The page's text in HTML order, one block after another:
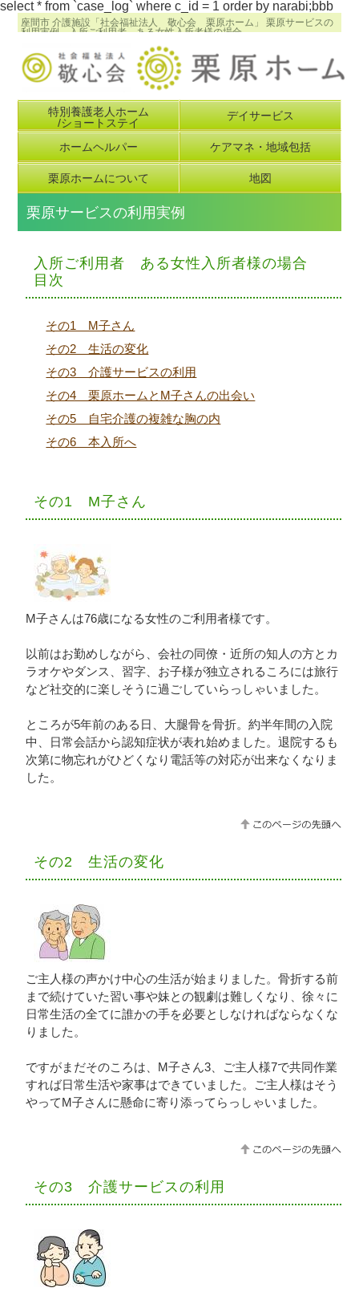
select * from `case_log` where c_id = 1 order by narabi;bbb
座間市 介護施設「社会福祉法人 敬心会 栗原ホーム」 栗原サービスの
利用実例 入所ご利用者 ある女性入所者様の場合
特別養護老人ホーム
/ショートステイ
デイサービス
ホームヘルパー ケアマネ・地域包括
栗原ホームについて 地図
栗原サービスの利用実例
入所ご利用者 ある女性入所者様の場合
目次
その1 М子さん
その2 生活の変化
その3 介護サービスの利用
その4 栗原ホームとM子さんの出会い
その5 自宅介護の複雑な胸の内
その6 本入所へ
その1 М子さん
М子さんは76歳になる女性のご利用者様です。
以前はお勤めしながら、会社の同僚・近所の知人の方とカ
ラオケやダンス、習字、お子様が独立されるころには旅行
など社交的に楽しそうに過ごしていらっしゃいました。
ところが5年前のある日、大腿骨を骨折。約半年間の入院
中、日常会話から認知症状が表れ始めました。退院するも
次第に物忘れがひどくなり電話等の対応が出来なくなりま
した。
その2 生活の変化
ご主人様の声かけ中心の生活が始まりました。骨折する前
まで続けていた習い事や妹との観劇は難しくなり、徐々に
日常生活の全てに誰かの手を必要としなければならなくな
りました。
ですがまだそのころは、M子さん3、ご主人様7で共同作業
すれば日常生活や家事はできていました。ご主人様はそう
やってМ子さんに懸命に寄り添ってらっしゃいました。
その3 介護サービスの利用